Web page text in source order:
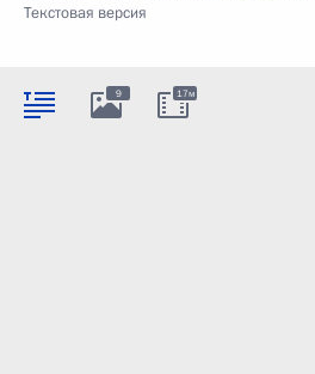
Текстовая версия
9 17м